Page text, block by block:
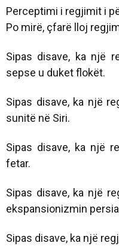
Perceptimi i regjimit i
Po mirë, çfarë lloj
Sipas disave, ka një
sepse u duket flokët.
Sipas disave, ka një
sunitë në Siri.
Sipas disave, ka një
fetar.
Sipas disave, ka një
ekspansionizmin
Sipas disave, ka një